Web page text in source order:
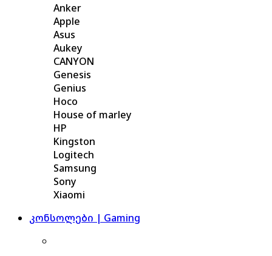
Anker
Apple
Asus
Aukey
CANYON
Genesis
Genius
Hoco
House of marley
HP
Kingston
Logitech
Samsung
Sony
Xiaomi
კონსოლები | Gaming